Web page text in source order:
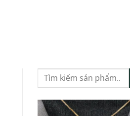
Tìm
kiếm: